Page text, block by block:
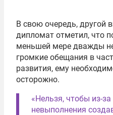
В свою очередь, другой
дипломат отметил, что
меньшей мере дважды
громкие обещания в
развития, ему
осторожно.
«Нельзя, чтобы из-
невыполнения